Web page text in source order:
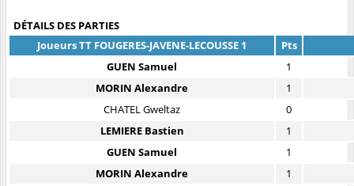
DÉTAILS DES PARTIES
Joueurs TT FOUGERES-JAVENE-LECOUSSE 1
Pts
GUEN Samuel
1
MORIN Alexandre
1
CHATEL Gweltaz
0
LEMIERE Bastien
1
GUEN Samuel
1
MORIN Alexandre
1